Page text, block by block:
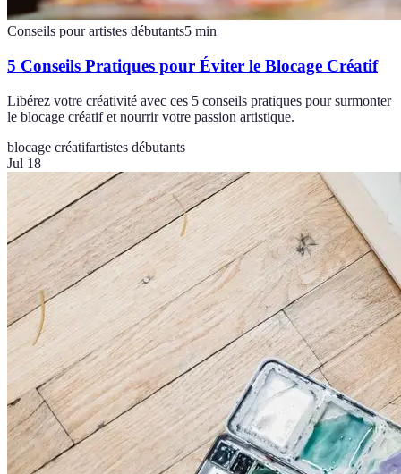
Conseils pour artistes débutants5 min
5 Conseils Pratiques pour Éviter le Blocage Créatif
Libérez votre créativité avec ces 5 conseils pratiques pour surmonter
le blocage créatif et nourrir votre passion artistique.
blocage créatifartistes débutants
Jul 18